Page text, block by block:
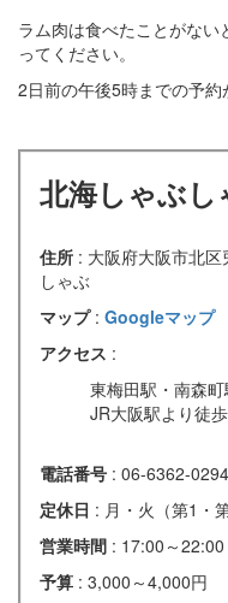
ラム肉は食べたことがな
ってください。
2日前の午後5時までの予約
北海しゃぶし
住所 : 大阪府大阪市北
しゃぶ
マップ : Googleマップ
アクセス :
東梅田駅・南森
JR大阪駅より徒
電話番号 : 06-6362-0294
定休日 : 月・火（第1・第
営業時間 : 17:00～22:00
予算 : 3,000～4,000円